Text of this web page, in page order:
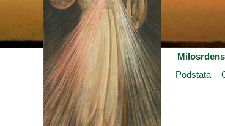
Podstata